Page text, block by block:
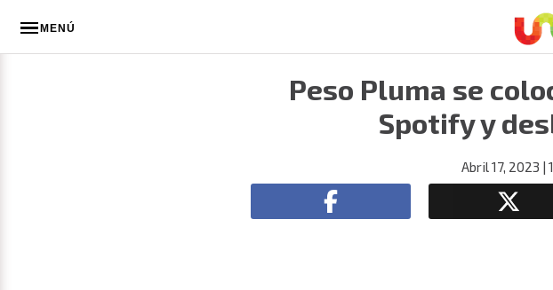
MENÚ
Peso Pluma se
Spotify y
Abril 17, 2023 |